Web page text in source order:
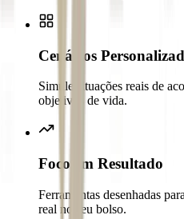
Cenários
Simule situações reais de
objetivos de vida.
Foco em Resultado
Ferramentas desenhadas
real no seu bolso.